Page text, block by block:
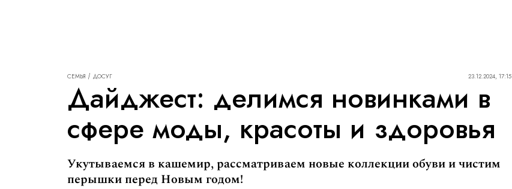
СЕМЬЯ ДОСУГ 23.12.2024, 17:15
Дайджест: делимся новинками в
сфере моды, красоты и здоровья
Укутываемся в кашемир, рассматриваем новые коллекции обуви и чистим
перышки перед Новым годом!